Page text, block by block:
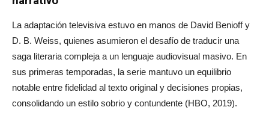
La adaptación televisiva estuvo en manos de David Benioff y
D. B. Weiss, quienes asumieron el desafío de traducir una
saga literaria compleja a un lenguaje audiovisual masivo. En
sus primeras temporadas, la serie mantuvo un equilibrio
notable entre fidelidad al texto original y decisiones propias,
consolidando un estilo sobrio y contundente (HBO, 2019).